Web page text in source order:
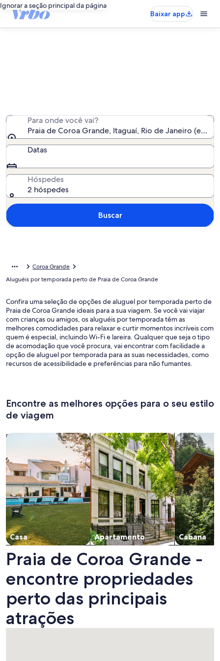
Ignorar a seção principal da página
Baixar app
Para onde você vai?
Praia de Coroa Grande, Itaguaí, Rio de Janeiro
Datas
Hóspedes
2 hóspedes
Buscar
Coroa Grande
Aluguéis por temporada perto de Praia de Coroa Grande
Confira uma seleção de opções de aluguel por temporada perto de
Praia de Coroa Grande ideais para a sua viagem. Se você vai viajar
com crianças ou amigos, os aluguéis por temporada têm as
melhores comodidades para relaxar e curtir momentos incríveis com
quem é especial, incluindo Wi-Fi e lareira. Qualquer que seja o tipo
de acomodação que você procura, vai encontrar com facilidade a
opção de aluguel por temporada para as suas necessidades, como
recursos de acessibilidade e preferências para não fumantes.
Encontre as melhores opções para o seu estilo
de viagem
Casa
Busque casas
Apartamento
Busque apartamentos
Cabana
buscar
Praia de Coroa Grande -
encontre propriedades
perto das principais
atrações